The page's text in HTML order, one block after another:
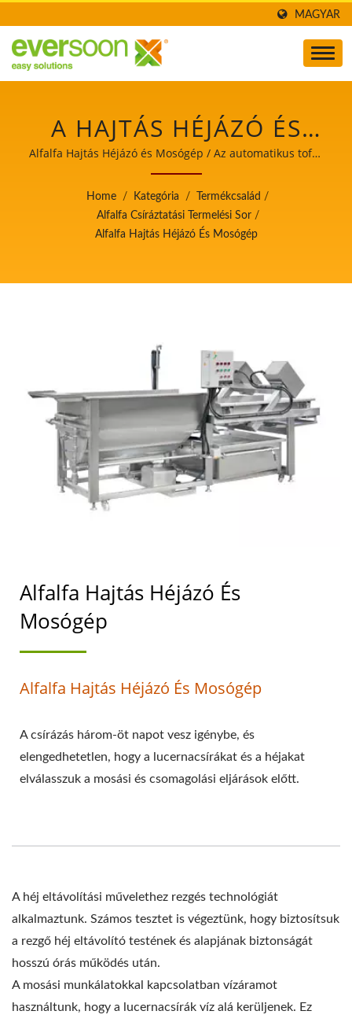
MAGYAR
A HAJTÁS HÉJÁZÓ ÉS
MOSÓGÉP AZ ALFALFA
HAJTÁSGYÁRTÓ VONAL
EGYIK GÉPE. / AZ
ÉS SZÓJATEJGYÁRTÓ
HELYEZI ELŐTÉRBE.
Alfalfa Hajtás Héjázó és Mosógép / Az automatikus tofu-
és szójatejgyártó gépek vezetője, aki a
élelmiszerbiztonságot helyezi előtérbe.
Home / Kategória / Termékcsalád /
Alfalfa Csíráztatási Termelési Sor /
Alfalfa Hajtás Héjázó És Mosógép
Alfalfa Hajtás Héjázó És
Mosógép
Alfalfa Hajtás Héjázó És Mosógép
A csírázás három-öt napot vesz igénybe, és
elengedhetetlen, hogy a lucernacsírákat és a héjakat
elválasszuk a mosási és csomagolási eljárások előtt.
A héj eltávolítási művelethez rezgés technológiát
alkalmaztunk. Számos tesztet is végeztünk, hogy biztosítsuk
a rezgő héj eltávolító testének és alapjának biztonságát
hosszú órás működés után.
A mosási munkálatokkal kapcsolatban vízáramot
használtunk, hogy a lucernacsírák víz alá kerüljenek. Ez